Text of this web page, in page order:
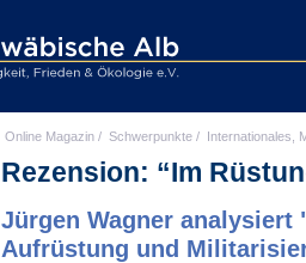
Online Magazin / Schwerpunkte / Internationales,
Rezension: “Im
Jürgen Wagner analysiert
Aufrüstung und